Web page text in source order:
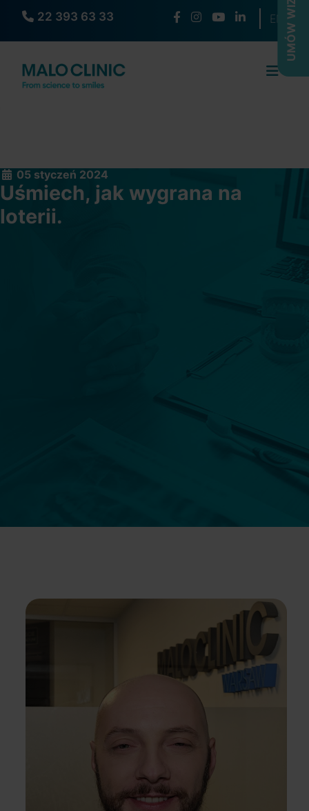
Wybierz
EN
22 393 63 33
05 styczeń 2024
Uśmiech, jak wygrana na
loterii.
Szczegóły